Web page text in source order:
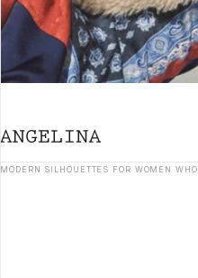
MODERN SILHOUETTES FOR WOMEN